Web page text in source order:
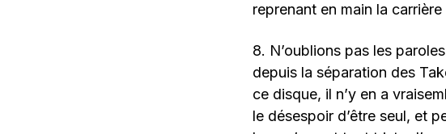
reprenant en main la
8. N’oublions pas les
depuis la séparation des
ce disque, il n’y en a
le désespoir d’être seul, et